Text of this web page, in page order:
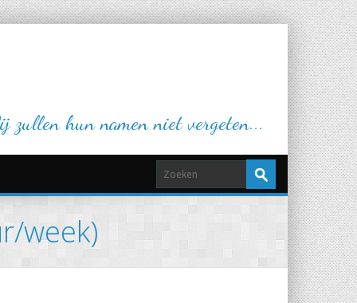
zullen hun namen niet vergeten...
week)